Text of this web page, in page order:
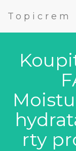
Topicrem
rty